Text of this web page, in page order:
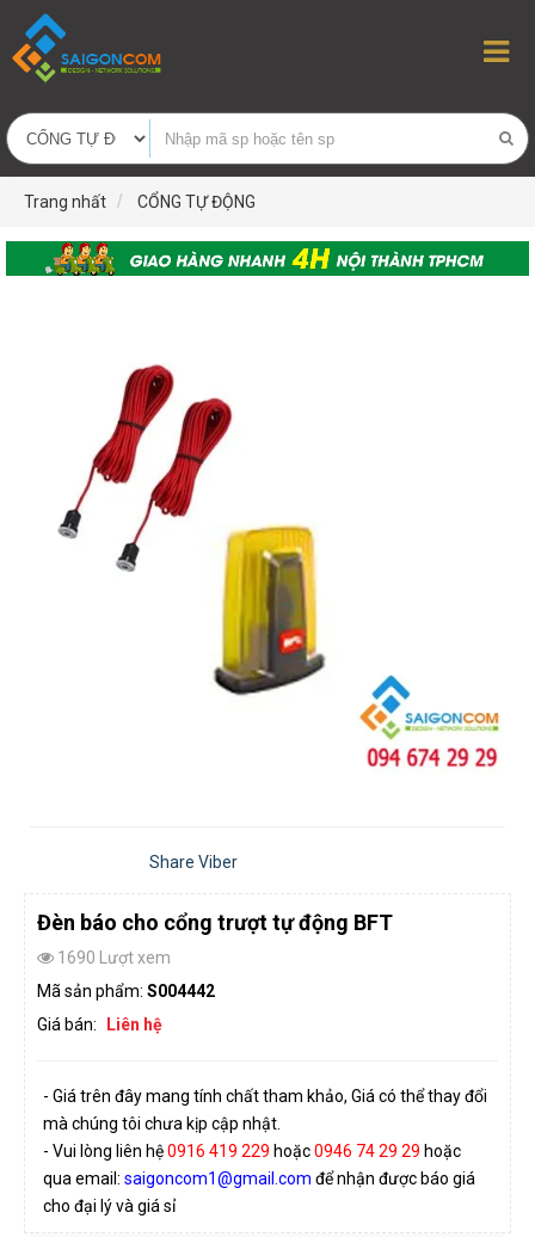
Trang nhất CỔNG TỰ ĐỘNG
Share Viber
Đèn báo cho cổng trượt tự động BFT
1690 Lượt xem
Mã sản phẩm: S004442
Giá bán:
Liên hệ
- Giá trên đây mang tính chất tham khảo, Giá có thể thay đổi
mà chúng tôi chưa kịp cập nhật.
- Vui lòng liên hệ0916 419 229 hoặc0946 74 29 29 hoặc
qua email: saigoncom1@gmail.com để nhận được báo giá
cho đại lý và giá sỉ